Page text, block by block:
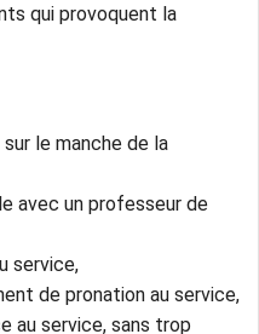
qui provoquent la
le manche de la
avec un professeur de
service,
de pronation au service,
au service, sans trop